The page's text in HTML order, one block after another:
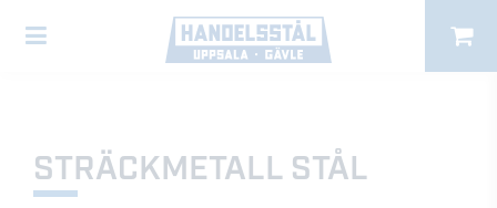
STRÄCKMETALL STÅL